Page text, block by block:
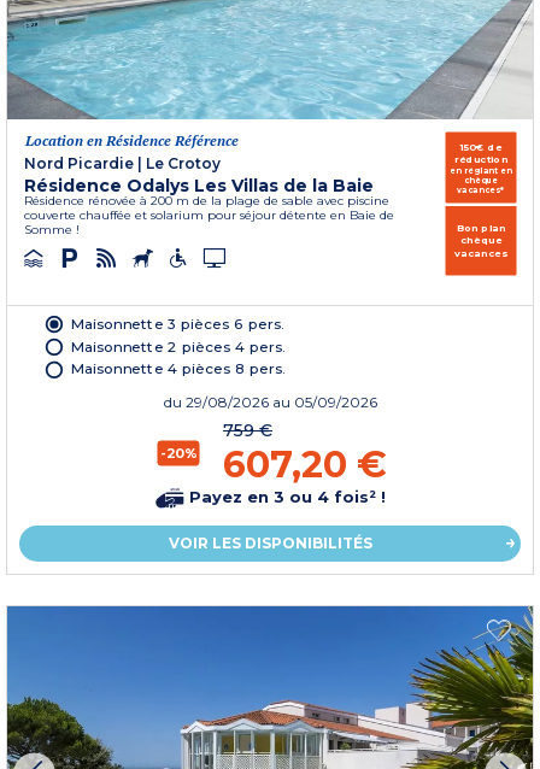
Location en Résidence Référence
Nord Picardie
Le Crotoy
Résidence Odalys Les Villas de la Baie
Résidence rénovée à 200 m de la plage de sable avec piscine
couverte chauffée et solarium pour séjour détente en Baie de
Somme !
150€ de
réduction
en réglant en
chèque
vacances*
Bon plan
chèque
vacances
Maisonnette 3 pièces 6 pers.
Maisonnette 2 pièces 4 pers.
Maisonnette 4 pièces 8 pers.
du 29/08/2026 au 05/09/2026
-20%
759 €
607,20 €
Payez en 3 ou 4 fois² !
VOIR LES DISPONIBILITÉS